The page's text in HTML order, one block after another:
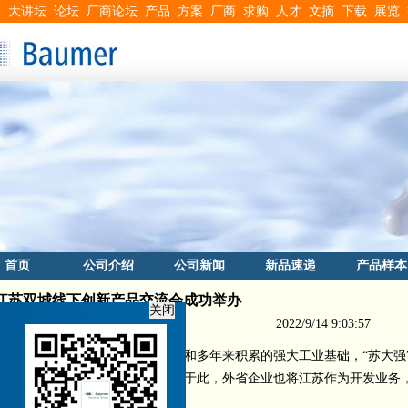
大讲坛 论坛 厂商论坛 产品 方案 厂商 求购 人才 文摘 下载 展览
首页 公司介绍 公司新闻 新品速递 产品样本
苏双城线下创新产品交流会成功举办
2022/9/14 9:03:57
，坐拥长三角优越的地理位置和多年来积累的强大工业基础，“苏大强
续发展也让众多优秀企业落户于此，外省企业也将江苏作为开发业务
关闭